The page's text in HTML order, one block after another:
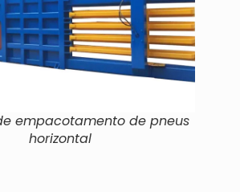
empacotamento de pneus
horizontal